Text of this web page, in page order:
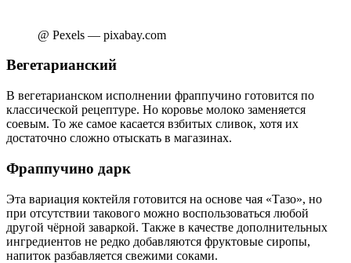
@ Pexels — pixabay.com
Вегетарианский
В вегетарианском исполнении фраппучино готовится по
классической рецептуре. Но коровье молоко заменяется
соевым. То же самое касается взбитых сливок, хотя их
достаточно сложно отыскать в магазинах.
Фраппучино дарк
Эта вариация коктейля готовится на основе чая «Тазо», но
при отсутствии такового можно воспользоваться любой
другой чёрной заваркой. Также в качестве дополнительных
ингредиентов не редко добавляются фруктовые сиропы,
напиток разбавляется свежими соками.